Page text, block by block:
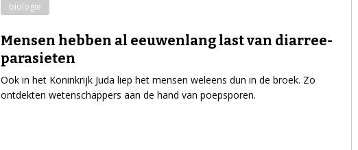
biologie
Mensen hebben al eeuwenlang last van diarree-
parasieten
Ook in het Koninkrijk Juda liep het mensen weleens dun in de broek. Zo
ontdekten wetenschappers aan de hand van poepsporen.